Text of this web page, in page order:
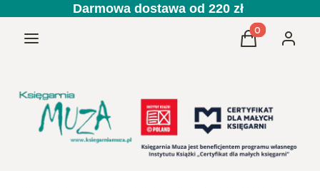
Darmowa dostawa od 220 zł
Menu Produkty w
Koszyk